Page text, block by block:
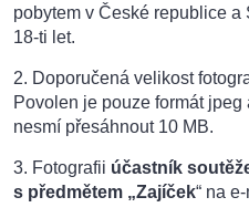
pobytem v České republice
18-ti let.
2. Doporučená velikost
Povolen je pouze formát
nesmí přesáhnout 10 MB.
3. Fotografii účastník
s předmětem „Zajíček“ na